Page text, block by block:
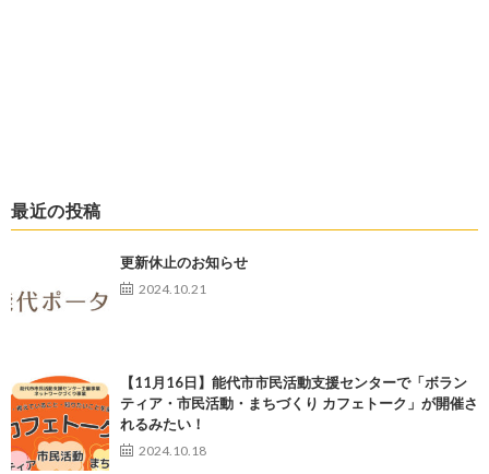
最近の投稿
更新休止のお知らせ
2024.10.21
【11月16日】能代市市民活動支援センターで「ボラン
ティア・市民活動・まちづくり カフェトーク」が開催さ
れるみたい！
2024.10.18